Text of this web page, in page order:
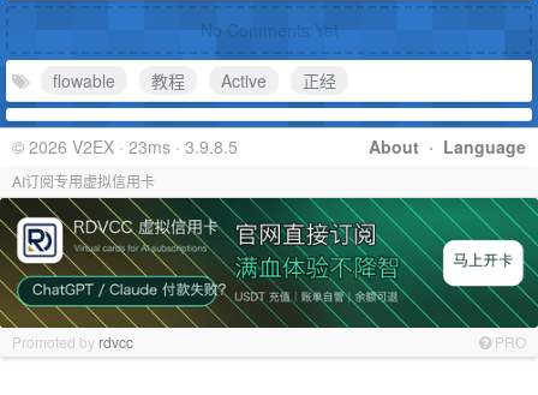
No Comments Yet
flowable 教程 Active 正经
About · Language
© 2026 V2EX · 23ms · 3.9.8.5
AI订阅专用虚拟信用卡
Promoted by rdvcc PRO